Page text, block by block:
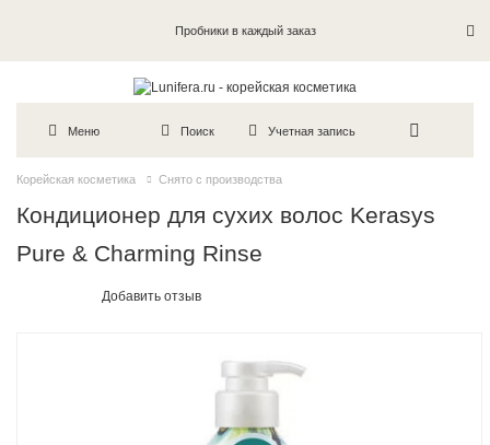
Пробники в каждый заказ
Меню Поиск Учетная запись
Корейская косметика Снято с производства
Кондиционер для сухих волос Kerasys
Pure & Charming Rinse
Добавить отзыв